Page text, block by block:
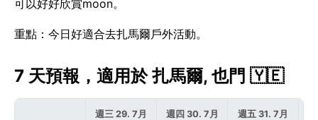
可以好好欣賞moon。
重點：今日好適合去扎馬爾戶外活動。
7 天預報，適用於 扎馬爾, 也門 🇾🇪
週三 29. 7月 週四 30. 7月 週五 31. 7月